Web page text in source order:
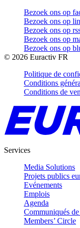
Bezoek ons op
Bezoek ons op
Bezoek ons op
Bezoek ons op
Bezoek ons op
© 2026 Euractiv FR
Politique de
Conditions
Conditions de
Services
Media Solutions
Projets publics
Evénements
Emplois
Agenda
Communiqués de
Members’ Circle